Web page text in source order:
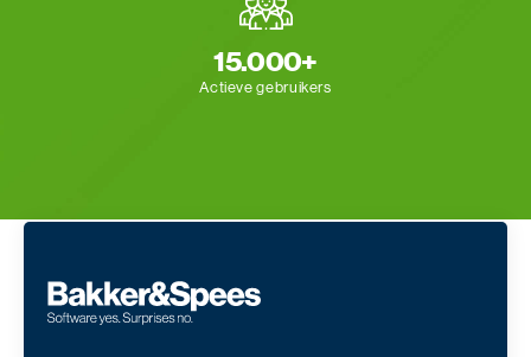
15.000+
Actieve gebruikers